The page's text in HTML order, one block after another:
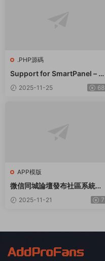
.PHP源碼
Support for SmartPanel – S
MM Panel Script
2025-11-25 68
APP模版
微信同城論壇發布社區系統源
碼 二手閑置 房屋出租開源uni
app修複版
2025-11-21 7